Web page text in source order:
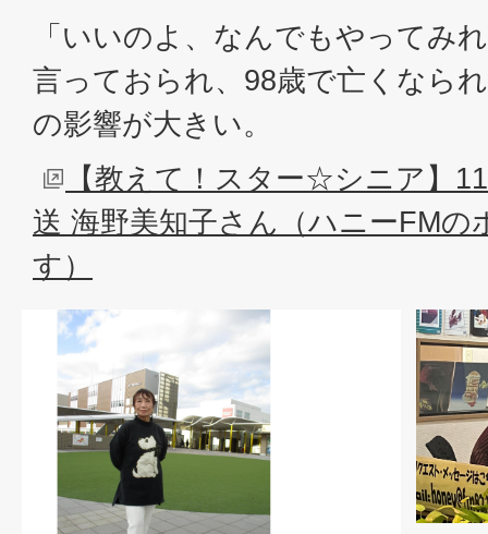
「いいのよ、なんでもやってみ
言っておられ、98歳で亡くなら
の影響が大きい。
【教えて！スター☆シニア】
送 海野美知子さん（ハニーFMの
す）